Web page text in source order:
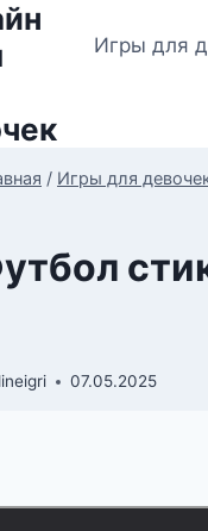
Игры для
/ Игры для
07.05.2025